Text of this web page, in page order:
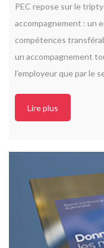
PEC repose sur le
accompagnement : un
compétences
un accompagnement
l’employeur que par le
Lire plus